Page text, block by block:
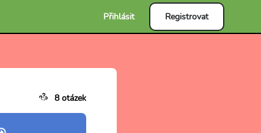
Přihlásit Registrovat
8 otázek